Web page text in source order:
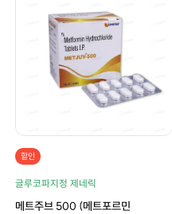
할인
글루코파지정 제네릭
메트주브 500 (메트포르민